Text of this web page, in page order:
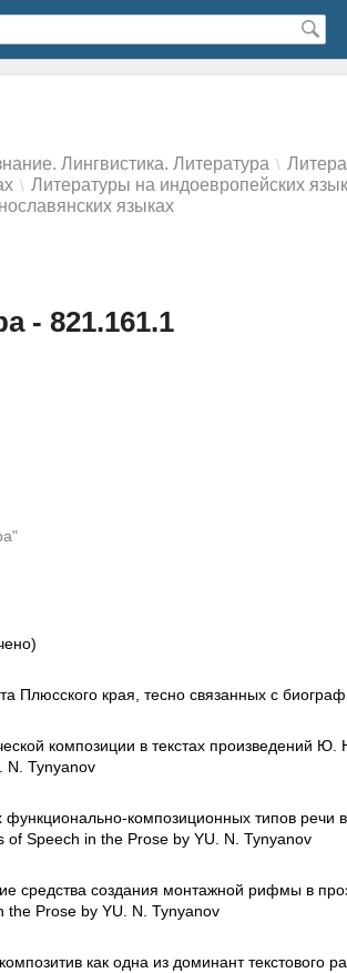
Лингвистика. Литература \
\ Литературы на индоевропейских
языках
- 821.161.1
Плюсского края, тесно связанных с
композиции в текстах произведений
N. Tynyanov
композиционных типов
of Speech in the Prose by YU. N. Tynyanov
средства создания монтажной рифмы в
Prose by YU. N. Tynyanov
как одна из доминант